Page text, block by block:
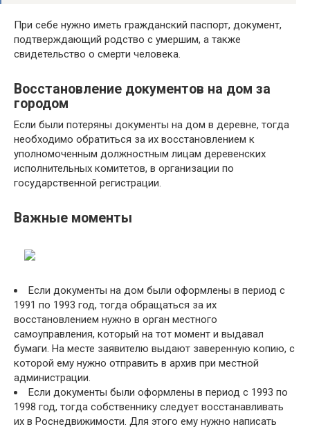
При себе нужно иметь гражданский паспорт, документ,
подтверждающий родство с умершим, а также
свидетельство о смерти человека.
Восстановление документов на дом за
городом
Если были потеряны документы на дом в деревне, тогда
необходимо обратиться за их восстановлением к
уполномоченным должностным лицам деревенских
исполнительных комитетов, в организации по
государственной регистрации.
Важные моменты
Если документы на дом были оформлены в период с
1991 по 1993 год, тогда обращаться за их
восстановлением нужно в орган местного
самоуправления, который на тот момент и выдавал
бумаги. На месте заявителю выдают заверенную копию, с
которой ему нужно отправить в архив при местной
администрации.
Если документы были оформлены в период с 1993 по
1998 год, тогда собственнику следует восстанавливать
их в Роснедвижимости. Для этого ему нужно написать